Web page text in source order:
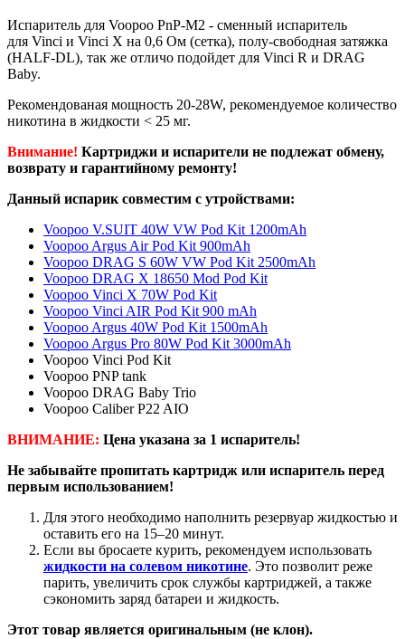
Испаритель для Voopoo PnP-M2 - сменный испаритель
для Vinci и Vinci X на 0,6 Ом (сетка), полу-свободная затяжка
(HALF-DL), так же отличо подойдет для Vinci R и DRAG
Baby.
Рекомендованая мощность 20-28W, рекомендуемое количество
никотина в жидкости < 25 мг.
Внимание! Картриджи и испарители не подлежат обмену,
возврату и гарантийному ремонту!
Данный испарик совместим с утройствами:
Voopoo V.SUIT 40W VW Pod Kit 1200mAh
Voopoo Argus Air Pod Kit 900mAh
Voopoo DRAG S 60W VW Pod Kit 2500mAh
Voopoo DRAG X 18650 Mod Pod Kit
Voopoo Vinci X 70W Pod Kit
Voopoo Vinci AIR Pod Kit 900 mAh
Voopoo Argus 40W Pod Kit 1500mAh
Voopoo Argus Pro 80W Pod Kit 3000mAh
Voopoo Vinci Pod Kit
Voopoo PNP tank
Voopoo DRAG Baby Trio
Voopoo Caliber P22 AIO
ВНИМАНИЕ: Цена указана за 1 испаритель!
Не забывайте пропитать картридж или испаритель перед
первым использованием!
Для этого необходимо наполнить резервуар жидкостью и
оставить его на 15–20 минут.
Если вы бросаете курить, рекомендуем использовать
жидкости на солевом никотине. Это позволит реже
парить, увеличить срок службы картриджей, а также
сэкономить заряд батареи и жидкость.
Этот товар является оригинальным (не клон).